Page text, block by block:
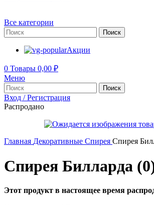
Все категории
Поиск
Акции
0 Товары 0,00 ₽
Меню
Поиск
Вход / Регистрация
Распродано
Главная Декоративные Спирея Спирея
Спирея Билларда
Этот продукт в настоящее время